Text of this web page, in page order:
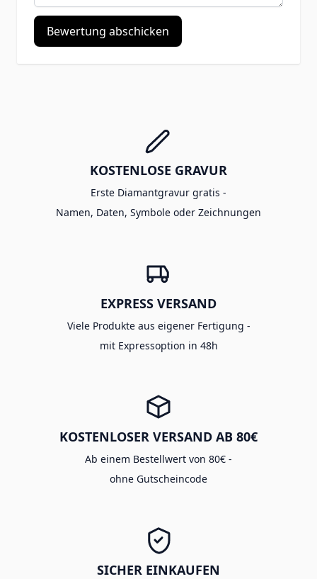
Bewertung abschicken
KOSTENLOSE GRAVUR
Erste Diamantgravur gratis -
Namen, Daten, Symbole oder Zeichnungen
EXPRESS VERSAND
Viele Produkte aus eigener Fertigung -
mit Expressoption in 48h
KOSTENLOSER VERSAND AB 80€
Ab einem Bestellwert von 80€ -
ohne Gutscheincode
SICHER EINKAUFEN